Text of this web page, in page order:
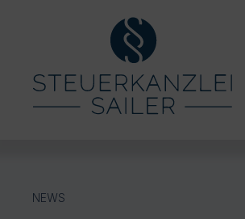
NEWS